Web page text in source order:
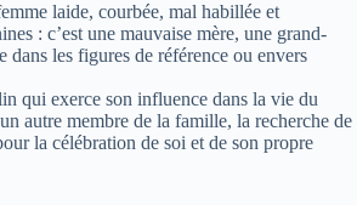
laide, courbée, mal habillée et
: c’est une mauvaise mère, une grand-
dans les figures de référence ou envers
qui exerce son influence dans la vie du
autre membre de la famille, la recherche de
la célébration de soi et de son propre